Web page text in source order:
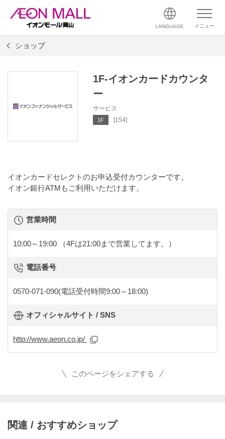
LANGUAGE メニュー
ショップ
1F-イオンカードカウンタ
ー
サービス
1F [154]
イオンカードセレクトのお申込受付カウンターです。
イオン銀行ATMもご利用いただけます。
営業時間
10:00～19:00 （4Fは21:00まで営業してます。）
電話番号
0570-071-090(電話受付時間9:00～18:00)
オフィシャルサイト / SNS
http://www.aeon.co.jp/
このページをシェアする
関連 / おすすめショップ